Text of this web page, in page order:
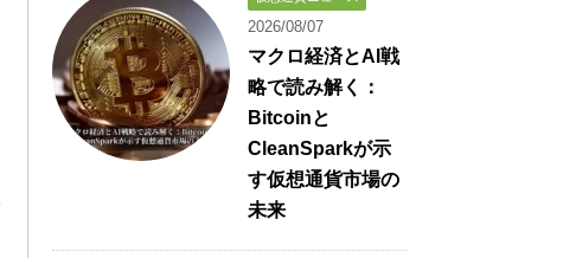
2026/08/07
マクロ経済とAI戦
略で読み解く：
Bitcoinと
CleanSparkが示
す仮想通貨市場の
未来